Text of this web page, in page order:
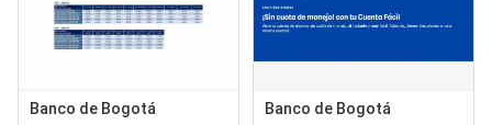
Banco de Bogotá Banco de Bogotá